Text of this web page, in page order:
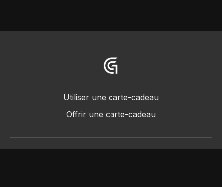
Utiliser une carte-cadeau
Offrir une carte-cadeau